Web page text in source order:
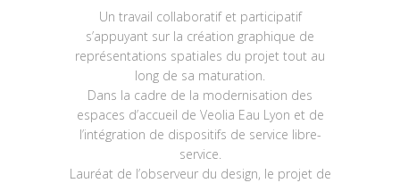
Un travail collaboratif et participatif
s’appuyant sur la création graphique de
représentations spatiales du projet tout au
long de sa maturation.
Dans la cadre de la modernisation des
espaces d’accueil de Veolia Eau Lyon et de
l’intégration de dispositifs de service libre-
service.
Lauréat de l’observeur du design, le projet de